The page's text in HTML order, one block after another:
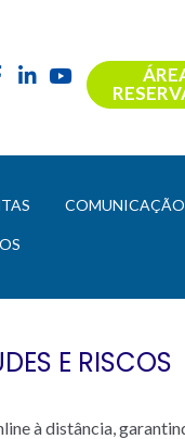
COMUNICAÇÃO
E RISCOS
à distância,